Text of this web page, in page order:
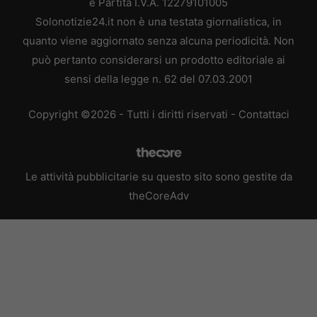
Solonotizie24.it non è una testata giornalistica, in
quanto viene aggiornato senza alcuna periodicità. Non
può pertanto considerarsi un prodotto editoriale ai
sensi della legge n. 62 del 07.03.2001
Copyright ©2026 - Tutti i diritti riservati - Contattaci
Le attività pubblicitarie su questo sito sono gestite da
theCoreAdv